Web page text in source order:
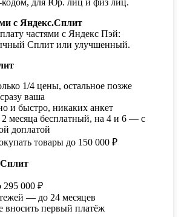
кодом, для Юр. лиц и физ лиц.
с Яндекс.Сплит
частями с Яндекс Пэй:
Сплит или улучшенный.
1/4 цены, остальное позже
ваша
и быстро, никаких анкет
2 месяца бесплатный, на 4 и 6 — с
доплатой
товары до 150 000 ₽
295 000 ₽
— до 24 месяцев
вносить первый платёж